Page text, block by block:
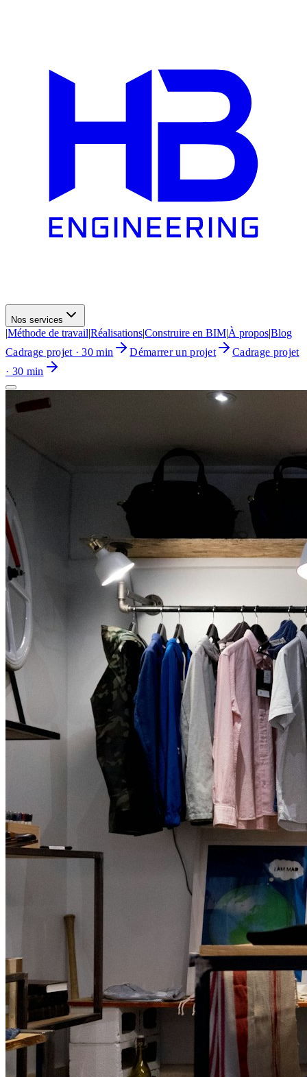
Nos services
|Méthode de travail|Réalisations|Construire en BIM|À propos|Blog
Cadrage projet · 30 min
Démarrer un projet
Cadrage projet
· 30 min